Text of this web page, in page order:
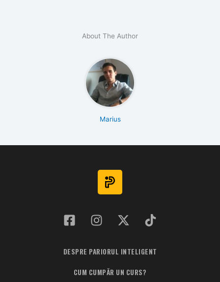
About The Author
Marius
DESPRE PARIORUL INTELIGENT
CUM CUMPĂR UN CURS?